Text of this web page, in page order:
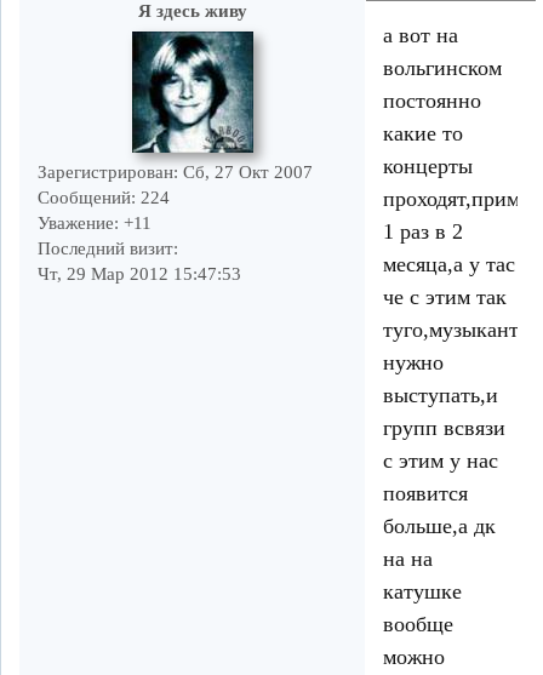
Я здесь живу
Зарегистрирован: Сб, 27 Окт 2007
Сообщений: 224
Уважение: +11
Последний визит:
Чт, 29 Мар 2012 15:47:53
а вот на
вольгинском
постоянно
какие то
концерты
1 раз в 2
месяца,а у тас
че с этим так
туго,музыкантам
нужно
выступать,и
групп всвязи
с этим у нас
появится
больше,а дк
на на
катушке
вообще
можно